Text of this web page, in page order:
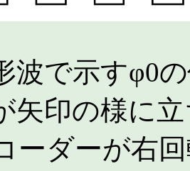
波で示すφ0
矢印の様に
ーダーが右